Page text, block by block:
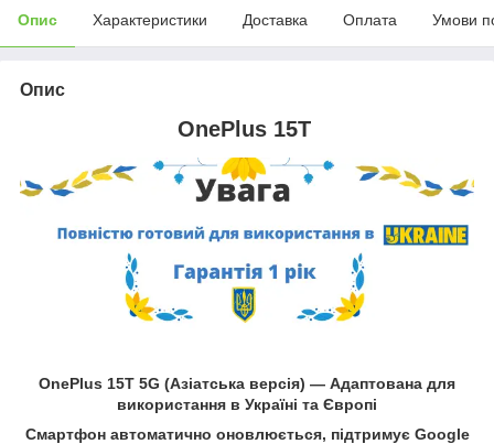
Опис Характеристики Доставка Оплата Умови
Опис
OnePlus 15T
OnePlus 15T 5G (Азіатська версія) — Адаптована для
використання в Україні та Європі
Смартфон автоматично оновлюється, підтримує Google